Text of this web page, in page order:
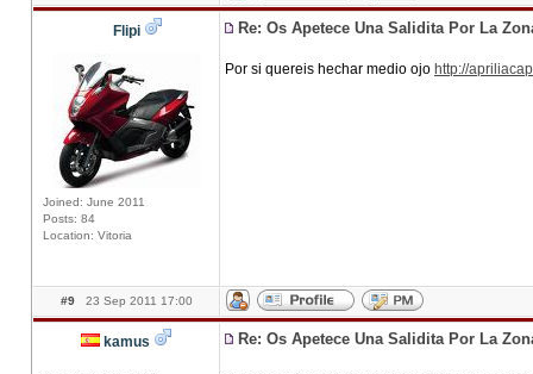
Flipi
Joined: June 2011
Posts: 84
Location: Vitoria
Re: Os Apetece Una Salidita Por La
Por si quereis hechar medio ojo http://
#9 23 Sep 2011 17:00
kamus Re: Os Apetece Una Salidita Por La